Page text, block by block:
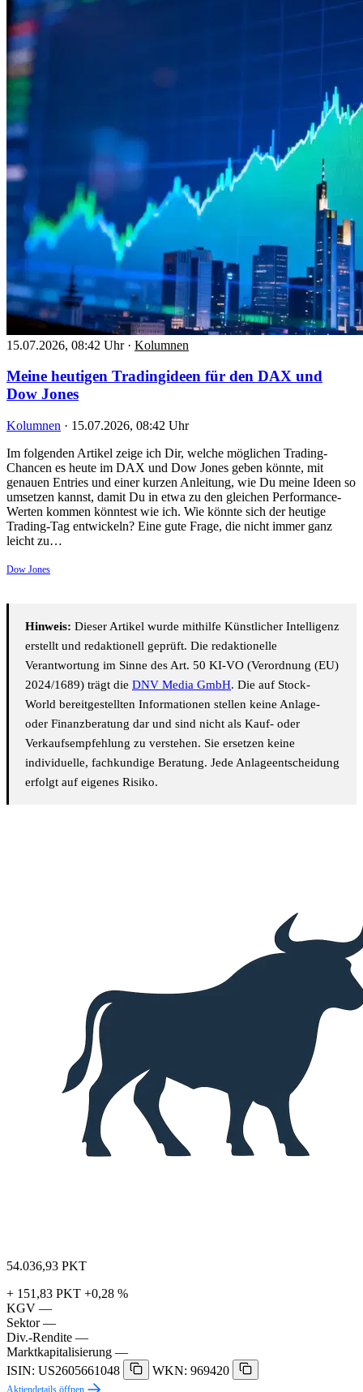
15.07.2026, 08:42 Uhr · Kolumnen
Meine heutigen Tradingideen für den DAX und
Dow Jones
Kolumnen · 15.07.2026, 08:42 Uhr
Im folgenden Artikel zeige ich Dir, welche möglichen Trading-
Chancen es heute im DAX und Dow Jones geben könnte, mit
genauen Entries und einer kurzen Anleitung, wie Du meine Ideen so
umsetzen kannst, damit Du in etwa zu den gleichen Performance-
Werten kommen könntest wie ich. Wie könnte sich der heutige
Trading-Tag entwickeln? Eine gute Frage, die nicht immer ganz
leicht zu…
Dow Jones
Hinweis: Dieser Artikel wurde mithilfe Künstlicher Intelligenz
erstellt und redaktionell geprüft. Die redaktionelle
Verantwortung im Sinne des Art. 50 KI-VO (Verordnung (EU)
2024/1689) trägt die DNV Media GmbH. Die auf Stock-
World bereitgestellten Informationen stellen keine Anlage-
oder Finanzberatung dar und sind nicht als Kauf- oder
Verkaufsempfehlung zu verstehen. Sie ersetzen keine
individuelle, fachkundige Beratung. Jede Anlageentscheidung
erfolgt auf eigenes Risiko.
54.036,93 PKT
+ 151,83 PKT +0,28 %
KGV —
Sektor —
Div.-Rendite —
Marktkapitalisierung —
ISIN: US2605661048
WKN: 969420
Aktiendetails öffnen